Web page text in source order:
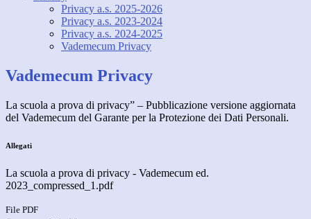
Privacy a.s. 2025-2026
Privacy a.s. 2023-2024
Privacy a.s. 2024-2025
Vademecum Privacy
Vademecum Privacy
La scuola a prova di privacy” – Pubblicazione versione aggiornata
del Vademecum del Garante per la Protezione dei Dati Personali.
Allegati
La scuola a prova di privacy - Vademecum ed.
2023_compressed_1.pdf
File PDF